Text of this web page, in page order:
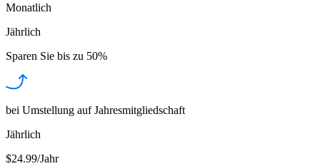
Monatlich
Jährlich
Sparen Sie bis zu 50%
bei Umstellung auf Jahresmitgliedschaft
Jährlich
$24.99/Jahr